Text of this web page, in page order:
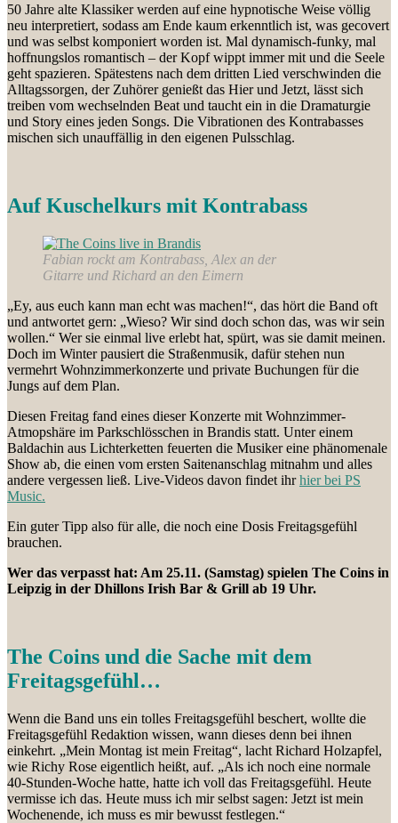
50 Jahre alte Klassiker werden auf eine hypnotische Weise völlig
neu interpretiert, sodass am Ende kaum erkenntlich ist, was gecovert
und was selbst komponiert worden ist. Mal dynamisch-funky, mal
hoffnungslos romantisch – der Kopf wippt immer mit und die Seele
geht spazieren. Spätestens nach dem dritten Lied verschwinden die
Alltagssorgen, der Zuhörer genießt das Hier und Jetzt, lässt sich
treiben vom wechselnden Beat und taucht ein in die Dramaturgie
und Story eines jeden Songs. Die Vibrationen des Kontrabasses
mischen sich unauffällig in den eigenen Pulsschlag.
Auf Kuschelkurs mit Kontrabass
Fabian rockt am Kontrabass, Alex an der
Gitarre und Richard an den Eimern
„Ey, aus euch kann man echt was machen!“, das hört die Band oft
und antwortet gern: „Wieso? Wir sind doch schon das, was wir sein
wollen.“ Wer sie einmal live erlebt hat, spürt, was sie damit meinen.
Doch im Winter pausiert die Straßenmusik, dafür stehen nun
vermehrt Wohnzimmerkonzerte und private Buchungen für die
Jungs auf dem Plan.
Diesen Freitag fand eines dieser Konzerte mit Wohnzimmer-
Atmopshäre im Parkschlösschen in Brandis statt. Unter einem
Baldachin aus Lichterketten feuerten die Musiker eine phänomenale
Show ab, die einen vom ersten Saitenanschlag mitnahm und alles
andere vergessen ließ. Live-Videos davon findet ihrhier bei PS
Music.
Ein guter Tipp also für alle, die noch eine Dosis Freitagsgefühl
brauchen.
Wer das verpasst hat: Am 25.11. (Samstag) spielen The Coins in
Leipzig in der Dhillons Irish Bar & Grill ab 19 Uhr.
The Coins und die Sache mit dem
Freitagsgefühl…
Wenn die Band uns ein tolles Freitagsgefühl beschert, wollte die
Freitagsgefühl Redaktion wissen, wann dieses denn bei ihnen
einkehrt. „Mein Montag ist mein Freitag“, lacht Richard Holzapfel,
wie Richy Rose eigentlich heißt, auf. „Als ich noch eine normale
40-Stunden-Woche hatte, hatte ich voll das Freitagsgefühl. Heute
vermisse ich das. Heute muss ich mir selbst sagen: Jetzt ist mein
Wochenende, ich muss es mir bewusst festlegen.“